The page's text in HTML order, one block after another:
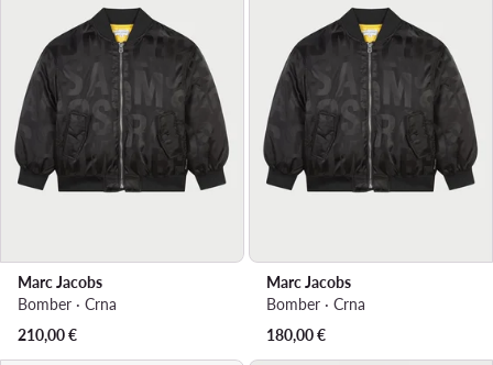
Marc Jacobs
Bomber · Crna
210,00€
Marc Jacobs
Bomber · Crna
180,00€